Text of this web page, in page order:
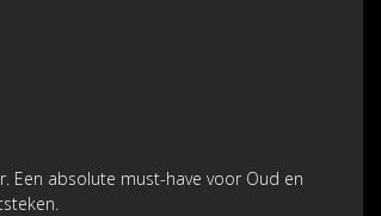
Een absolute must-have voor Oud en